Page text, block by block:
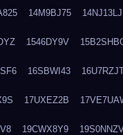
14M9BJ75 14NJ13LJ
1546DY9V
16SBWI43
17UXEZ2B
19CWX8Y9